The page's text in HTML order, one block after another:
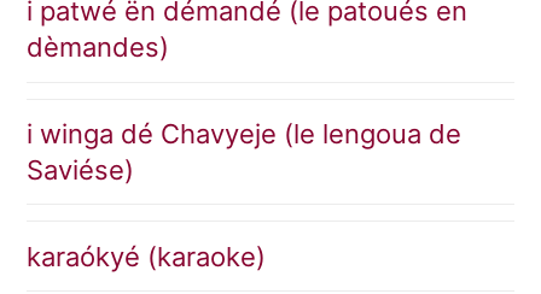
i patwé ën démandé (le patoués en
dèmandes)
i winga dé Chavyeje (le lengoua de
Saviése)
karaókyé (karaoke)